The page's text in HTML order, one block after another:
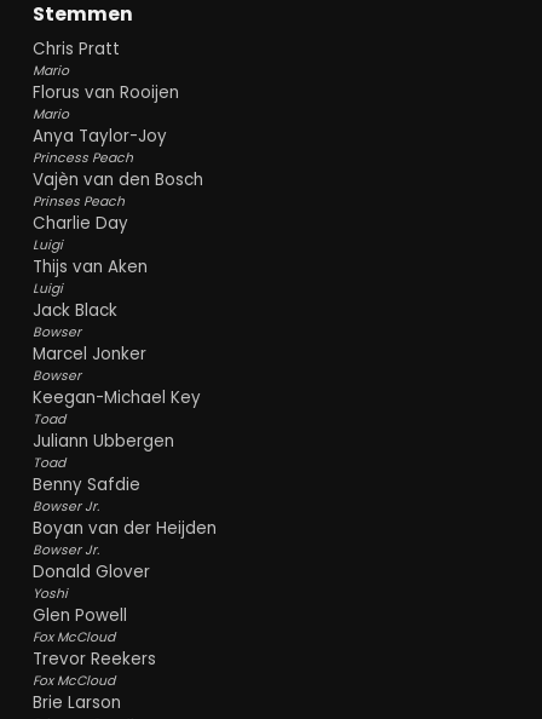
zichtbaar plezier terug in hun vertrouwde
rollen. Nieuwkomers als Benny Safdie (Bowser
(Rosalina) geven het universum extra kleur.
onweerstaanbaar: de broers plagen elkaar,
vullen elkaar aan en laten opnieuw zien
waarom hun band het kloppend hart van
deze films vormt. Peach krijgt opnieuw een
actieve en krachtige rol, terwijl Rosalina een
mysterieus en warm nieuw element toevoegt
De grootste verrassing is Bowser Jr. Wat
begint als een klassieke reddingsmissie voor
zijn vader groeit uit tot een verhaal over
familie, verwachtingen en het verlangen om
gezien te worden. Ook Bowser zelf krijgt meer
lagen. Achter alle grootspraak, komische
woede-uitbarstingen en plannen om het
universum te veroveren schuilt een vader die
beseft dat hij belangrijke jaren met zijn zoon
heeft gemist. De wisselwerking tussen vader
en zoon levert niet alleen veel humor op,
maar ook enkele onverwacht ontroerende
momenten, zelfs in een film die verder vol
gas geeft.
Horvath en Jelenic hebben zichtbaar plezier
Stemmen
Chris Pratt
Mario
Florus van Rooijen
Mario
Anya Taylor-Joy
Princess Peach
Vajèn van den Bosch
Prinses Peach
Charlie Day
Luigi
Thijs van Aken
Luigi
Jack Black
Bowser
Marcel Jonker
Bowser
Keegan-Michael Key
Toad
Juliann Ubbergen
Toad
Benny Safdie
Bowser Jr.
Boyan van der Heijden
Bowser Jr.
Donald Glover
Yoshi
Glen Powell
Fox McCloud
Trevor Reekers
Fox McCloud
Brie Larson